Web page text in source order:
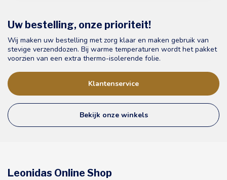
Uw bestelling, onze prioriteit!
Wij maken uw bestelling met zorg klaar en maken gebruik van
stevige verzenddozen. Bij warme temperaturen wordt het pakket
voorzien van een extra thermo-isolerende folie.
Klantenservice
Bekijk onze winkels
Leonidas Online Shop